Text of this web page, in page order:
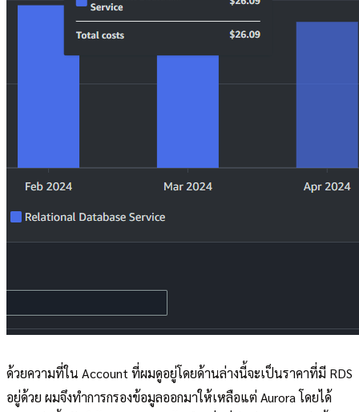
ด้วยความที่ใน Account ที่ผมดูอยู่โดยด้านล่างนี้จะเป็นราคาที่มี RDS
อยู่ด้วย ผมจึงทำการกรองข้อมูลออกมาให้เหลือแต่ Aurora โดยได้